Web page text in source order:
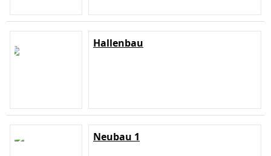
Hallenbau
Neubau 1